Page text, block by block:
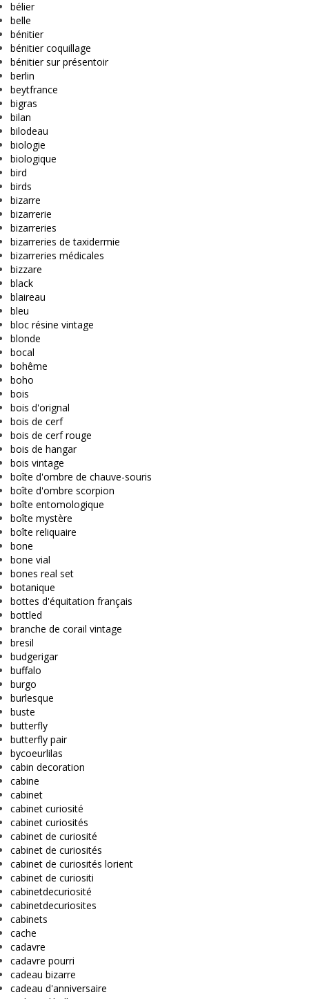
bélier
belle
bénitier
bénitier coquillage
bénitier sur présentoir
berlin
beytfrance
bigras
bilan
bilodeau
biologie
biologique
bird
birds
bizarre
bizarrerie
bizarreries
bizarreries de taxidermie
bizarreries médicales
bizzare
black
blaireau
bleu
bloc résine vintage
blonde
bocal
bohême
boho
bois
bois d'orignal
bois de cerf
bois de cerf rouge
bois de hangar
bois vintage
boîte d'ombre de chauve-souris
boîte d'ombre scorpion
boîte entomologique
boîte mystère
boîte reliquaire
bone
bone vial
bones real set
botanique
bottes d'équitation français
bottled
branche de corail vintage
bresil
budgerigar
buffalo
burgo
burlesque
buste
butterfly
butterfly pair
bycoeurlilas
cabin decoration
cabine
cabinet
cabinet curiosité
cabinet curiosités
cabinet de curiosité
cabinet de curiosités
cabinet de curiosités lorient
cabinet de curiositi
cabinetdecuriosité
cabinetdecuriosites
cabinets
cache
cadavre
cadavre pourri
cadeau bizarre
cadeau d'anniversaire